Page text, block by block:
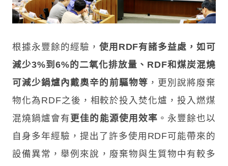
根據永豐餘的經驗， 使用RDF有諸多益處，如可
減少3%到6%的二氧化排放量、RDF和煤炭混燒
可減少鍋爐內戴奧辛的前驅物等 ，更別說將廢棄
物化為RDF之後，相較於投入焚化爐，投入燃煤
混燒鍋爐會有更佳的能源使用效率 。永豐餘也以
自身多年經驗，提出了許多使用RDF可能帶來的
設備異常，舉例來說，廢棄物與生質物中有較多